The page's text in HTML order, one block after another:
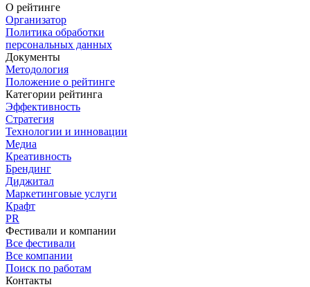
О рейтинге
Организатор
Политика обработки
персональных данных
Документы
Методология
Положение о рейтинге
Категории рейтинга
Эффективность
Стратегия
Технологии и инновации
Медиа
Креативность
Брендинг
Диджитал
Маркетинговые услуги
Крафт
PR
Фестивали и компании
Все фестивали
Все компании
Поиск по работам
Контакты